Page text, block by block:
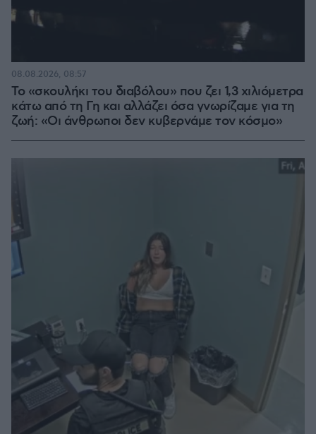
Το «σκουλήκι του διαβόλου» που ζει 1,3 χιλιόμετρα
κάτω από τη Γη και αλλάζει όσα γνωρίζαμε για τη
ζωή: «Οι άνθρωποι δεν κυβερνάμε τον κόσμο»
08.08.2026, 08:57